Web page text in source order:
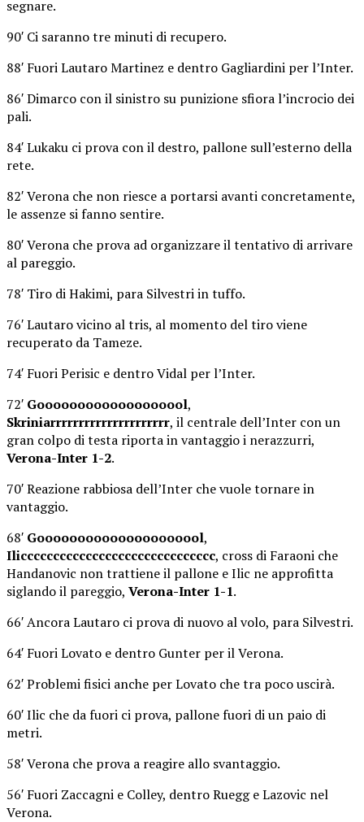
segnare.
90′ Ci saranno tre minuti di recupero.
88′ Fuori Lautaro Martinez e dentro Gagliardini per l’Inter.
86′ Dimarco con il sinistro su punizione sfiora l’incrocio dei
pali.
84′ Lukaku ci prova con il destro, pallone sull’esterno della
rete.
82′ Verona che non riesce a portarsi avanti concretamente,
le assenze si fanno sentire.
80′ Verona che prova ad organizzare il tentativo di arrivare
al pareggio.
78′ Tiro di Hakimi, para Silvestri in tuffo.
76′ Lautaro vicino al tris, al momento del tiro viene
recuperato da Tameze.
74′ Fuori Perisic e dentro Vidal per l’Inter.
72′ Gooooooooooooooooool,
Skriniarrrrrrrrrrrrrrrrrrrrr, il centrale dell’Inter con un
gran colpo di testa riporta in vantaggio i nerazzurri,
Verona-Inter 1-2.
70′ Reazione rabbiosa dell’Inter che vuole tornare in
vantaggio.
68′ Gooooooooooooooooooool,
Ilicccccccccccccccccccccccccccccc, cross di Faraoni che
Handanovic non trattiene il pallone e Ilic ne approfitta
siglando il pareggio, Verona-Inter 1-1.
66′ Ancora Lautaro ci prova di nuovo al volo, para Silvestri.
64′ Fuori Lovato e dentro Gunter per il Verona.
62′ Problemi fisici anche per Lovato che tra poco uscirà.
60′ Ilic che da fuori ci prova, pallone fuori di un paio di
metri.
58′ Verona che prova a reagire allo svantaggio.
56′ Fuori Zaccagni e Colley, dentro Ruegg e Lazovic nel
Verona.